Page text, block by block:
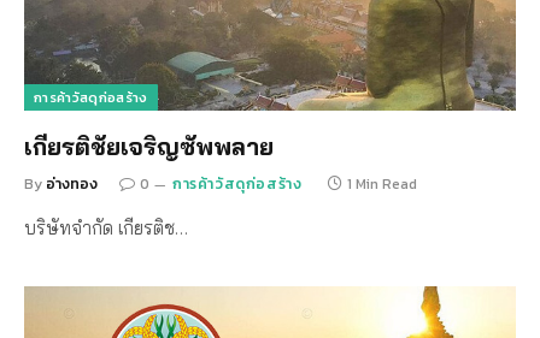
การค้าวัสดุก่อสร้าง
เกียรติชัยเจริญซัพพลาย
By อ่างทอง 0 การค้าวัสดุก่อสร้าง 1 Min Read
บริษัทจำกัด เกียรติช…